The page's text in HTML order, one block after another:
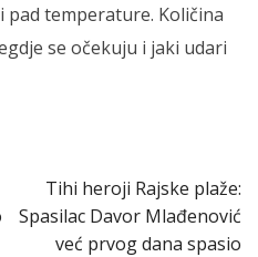
pad temperature. Količina
se očekuju i jaki udari
Tihi heroji Rajske plaže:
Spasilac Davor Mlađenović
već prvog dana spasio